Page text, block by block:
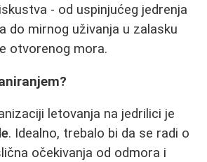
- od uspinjućeg jedrenja
do mirnog uživanja u zalasku
otvorenog mora.
letovanja na jedrilici je
. Idealno, trebalo bi da se radi o
očekivanja od odmora i